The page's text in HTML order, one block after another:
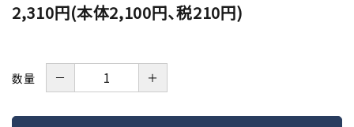
2,310円(本体2,100円、税210円)
数量 － ＋